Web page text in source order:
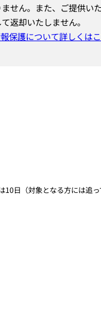
せん。また、ご提供い
返却いたしません。
保護について詳しくは
10日（対象となる方には追